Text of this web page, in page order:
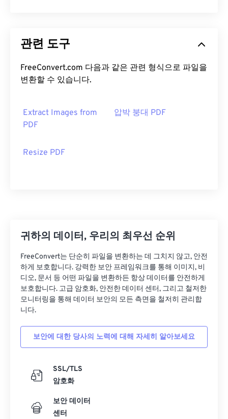
관련 도구
FreeConvert.com 다음과 같은 관련 형식으로 파일을
변환할 수 있습니다.
Extract Images from
PDF
압박 붕대 PDF
Resize PDF
귀하의 데이터, 우리의 최우선 순위
FreeConvert는 단순히 파일을 변환하는 데 그치지 않고, 안전
하게 보호합니다. 강력한 보안 프레임워크를 통해 이미지, 비
디오, 문서 등 어떤 파일을 변환하든 항상 데이터를 안전하게
보호합니다. 고급 암호화, 안전한 데이터 센터, 그리고 철저한
모니터링을 통해 데이터 보안의 모든 측면을 철저히 관리합
니다.
보안에 대한 당사의 노력에 대해 자세히 알아보세요
SSL/TLS
암호화
보안 데이터
센터